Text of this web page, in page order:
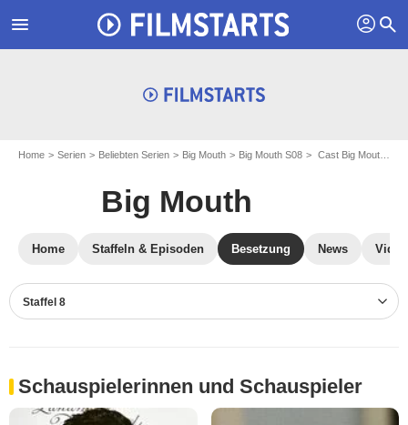
menu profil search
Home Serien Beliebten Serien Big Mouth Big Mouth S08 Cast Big Mouth S08
Big Mouth
Home Staffeln & Episoden Besetzung News
Staffel 8
Schauspielerinnen und Schauspieler